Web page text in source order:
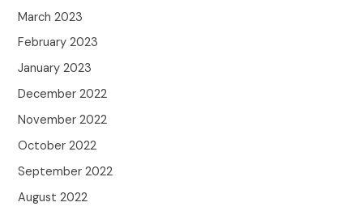
March 2023
February 2023
January 2023
December 2022
November 2022
October 2022
September 2022
August 2022